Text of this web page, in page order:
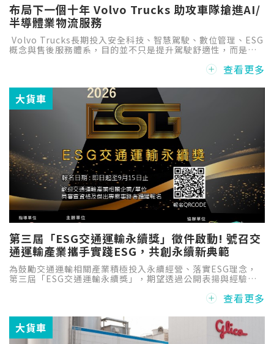
布局下一個十年 Volvo Trucks 助攻車隊搶進AI/
半導體業物流服務
Volvo Trucks長期投入安全科技、智慧駕駛、數位管理、ESG
概念與售後服務體系，目的並不只是提升駕駛舒適性，而是協
查看更多
大貨車
第三屆「ESG交通運輸永續獎」徵件啟動! 號召交
通運輸產業攜手實踐ESG，共創永續新典範
為鼓勵交通運輸相關產業積極投入永續經營、落實ESG理念，
第三屆「ESG交通運輸永續獎」，期望透過公開表揚與經驗交
學習與合作，進一步提升整體產業的永續競爭力。
查看更多
大貨車